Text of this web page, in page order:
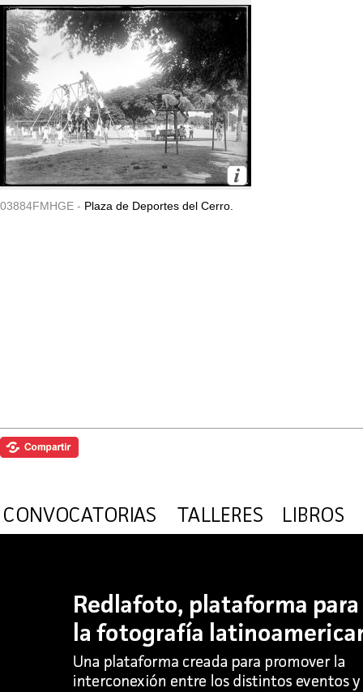
03884FMHGE - Plaza de Deportes del Cerro.